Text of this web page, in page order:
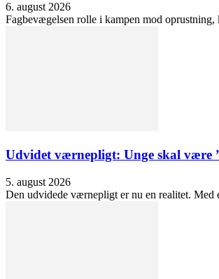
6. august 2026
Fagbevægelsen rolle i kampen mod
Udvidet værnepligt: Unge skal være
5. august 2026
Den udvidede værnepligt er nu en realitet.